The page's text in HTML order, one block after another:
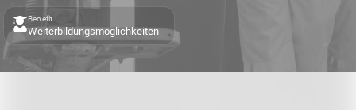
Benefit
Weiterbildungsmöglichkeiten